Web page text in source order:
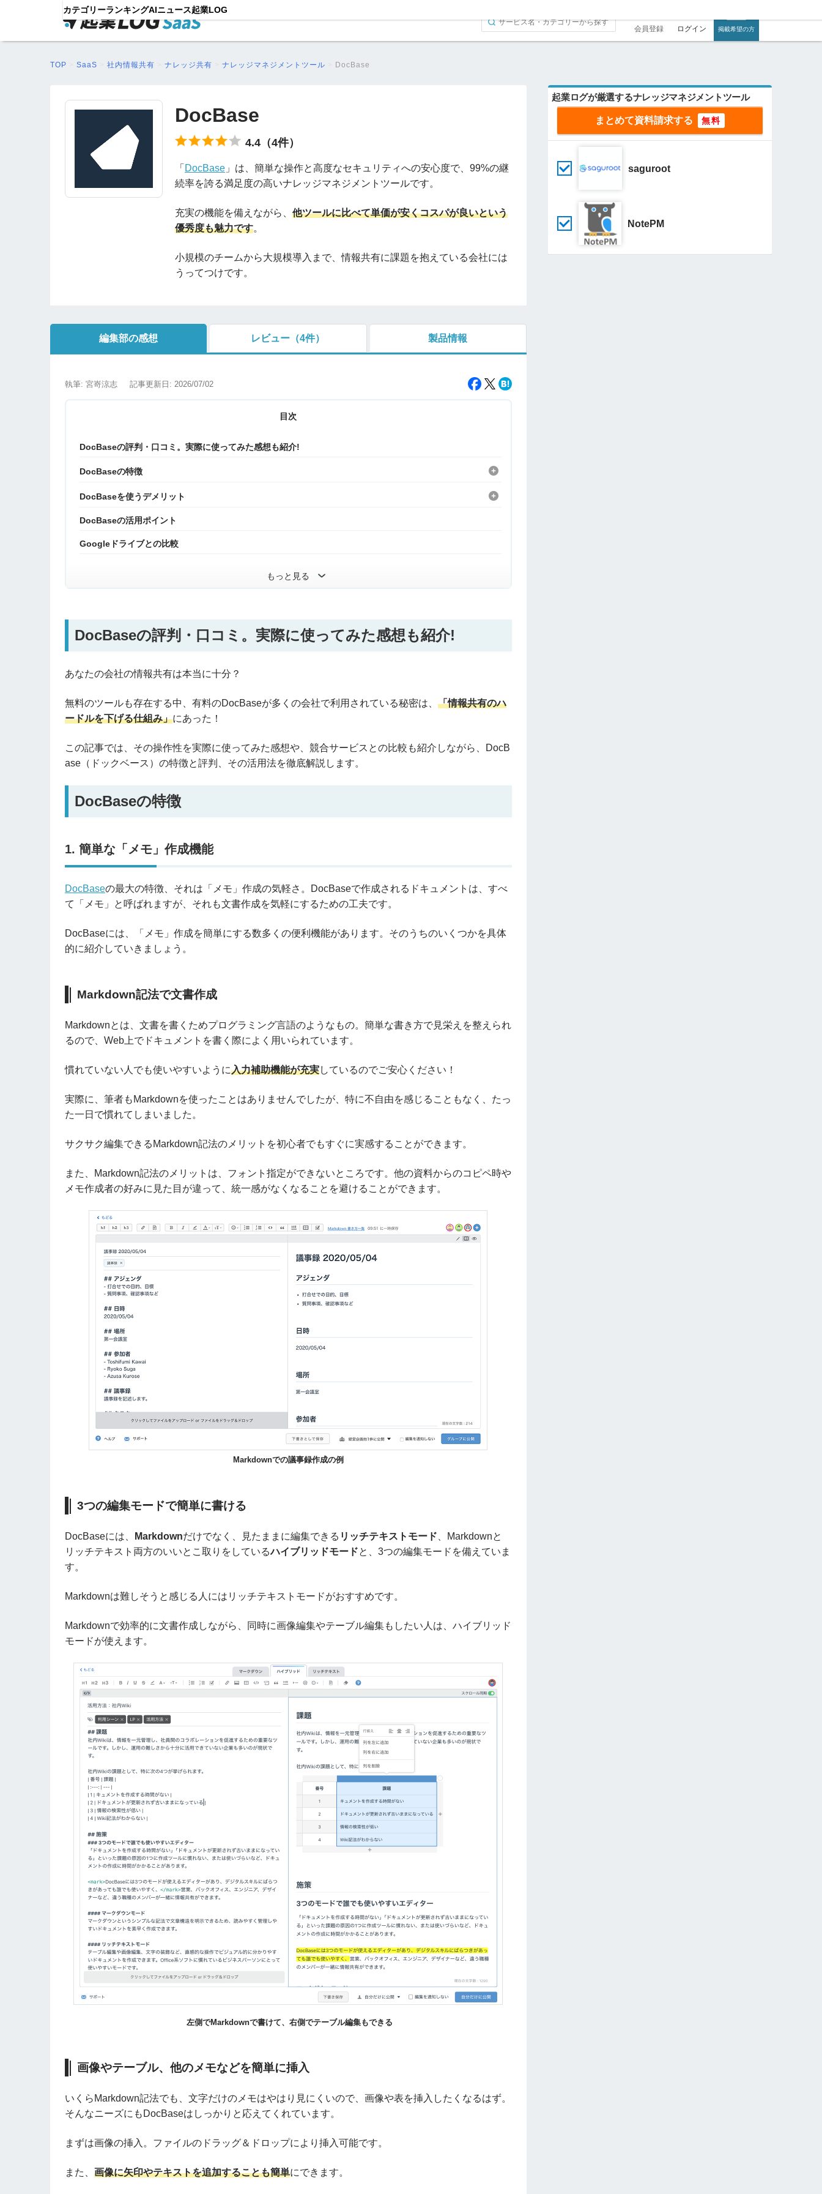
カテゴリーランキングAIニュース起業LOG
会員登録 ログイン 掲載希望の方
TOP SaaS 社内情報共有 ナレッジ共有 ナレッジマネジメントツール DocBase
DocBase
4.4（4件）
「 DocBase 」は、簡単な操作と高度なセキュリティへの安心度で、99%の継
続率を誇る満足度の高いナレッジマネジメントツールです。
充実の機能を備えながら、 他ツールに比べて単価が安くコスパが良いという
優秀度も魅力です。
小規模のチームから大規模導入まで、情報共有に課題を抱えている会社には
うってつけです。
編集部の感想 レビュー （4件） 製品情報
執筆: 宮嵜涼志 記事更新日: 2026/07/02
目次
DocBaseの評判・口コミ。実際に使ってみた感想も紹介!
DocBaseの特徴
DocBaseを使うデメリット
DocBaseの活用ポイント
Googleドライブとの比較
もっと見る
DocBaseの評判・口コミ。実際に使ってみた感想も紹介!
あなたの会社の情報共有は本当に十分？
無料のツールも存在する中、有料のDocBaseが多くの会社で利用されている秘密は、 「情報共有のハ
ードルを下げる仕組み」にあった！
この記事では、その操作性を実際に使ってみた感想や、競合サービスとの比較も紹介しながら、DocB
ase（ドックベース）の特徴と評判、その活用法を徹底解説します。
DocBaseの特徴
1. 簡単な「メモ」作成機能
DocBaseの最大の特徴、それは「メモ」作成の気軽さ。DocBaseで作成されるドキュメントは、すべ
て「メモ」と呼ばれますが、それも文書作成を気軽にするための工夫です。
DocBaseには、「メモ」作成を簡単にする数多くの便利機能があります。そのうちのいくつかを具体
的に紹介していきましょう。
Markdown記法で文書作成
Markdownとは、文書を書くためプログラミング言語のようなもの。簡単な書き方で見栄えを整えられ
るので、Web上でドキュメントを書く際によく用いられています。
慣れていない人でも使いやすいように入力補助機能が充実しているのでご安心ください！
実際に、筆者もMarkdownを使ったことはありませんでしたが、特に不自由を感じることもなく、たっ
た一日で慣れてしまいました。
サクサク編集できるMarkdown記法のメリットを初心者でもすぐに実感することができます。
また、Markdown記法のメリットは、フォント指定ができないところです。他の資料からのコピペ時や
メモ作成者の好みに見た目が違って、統一感がなくなることを避けることができます。
Markdownでの議事録作成の例
3つの編集モードで簡単に書ける
DocBaseには、 Markdownだけでなく、見たままに編集できる リッチテキストモード 、Markdownと
リッチテキスト両方のいいとこ取りをしているハイブリッドモードと、3つの編集モードを備えていま
す。
Markdownは難しそうと感じる人にはリッチテキストモードがおすすめです。
Markdownで効率的に文書作成しながら、同時に画像編集やテーブル編集もしたい人は、ハイブリッド
モードが使えます。
左側でMarkdownで書けて、右側でテーブル編集もできる
画像やテーブル、他のメモなどを簡単に挿入
いくらMarkdown記法でも、文字だけのメモはやはり見にくいので、画像や表を挿入したくなるはず。
そんなニーズにもDocBaseはしっかりと応えてくれています。
まずは画像の挿入。ファイルのドラッグ＆ドロップにより挿入可能です。
また、 画像に矢印やテキストを追加することも簡単にできます。
起業ログが厳選するナレッジマネジメントツール
まとめて資料請求する
saguroot
NotePM